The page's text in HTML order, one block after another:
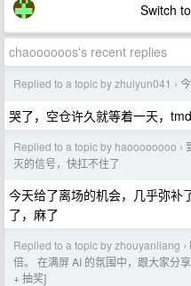
Switch
chaoooooos's recent replies
Replied to a topic by zhuiyun041 ›
哭了，空仓许久就等着一天，
Replied to a topic by haoooooooo ›
灭的信号，快扛不住了
今天给了离场的机会，几乎弥补
了，麻了
Replied to a topic by zhouyanliang ›
倍。 在满屏 AI 的氛围中，跟大家分
+ 抽奖]